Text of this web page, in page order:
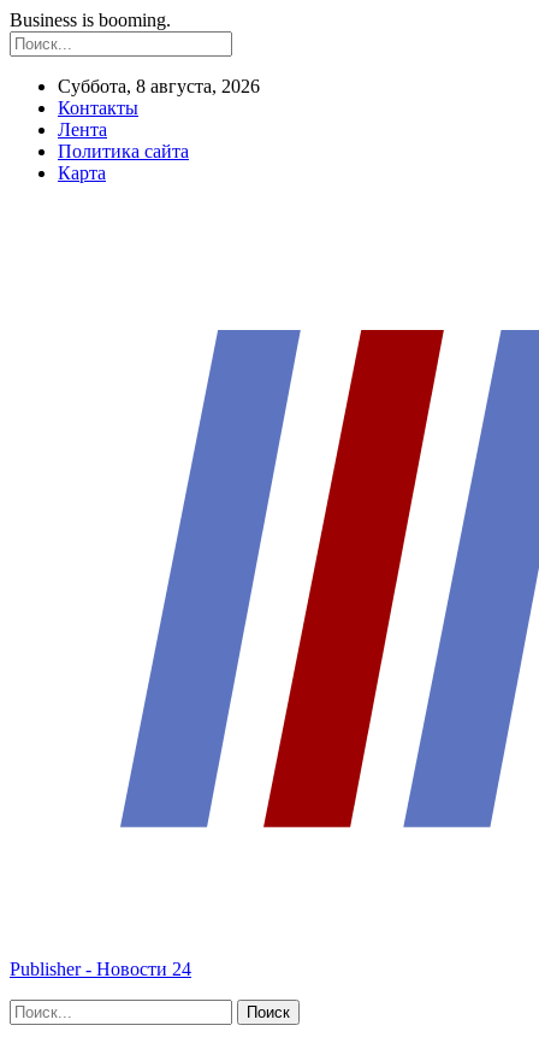
Business is booming.
Суббота, 8 августа, 2026
Контакты
Лента
Политика сайта
Карта
Publisher - Новости 24